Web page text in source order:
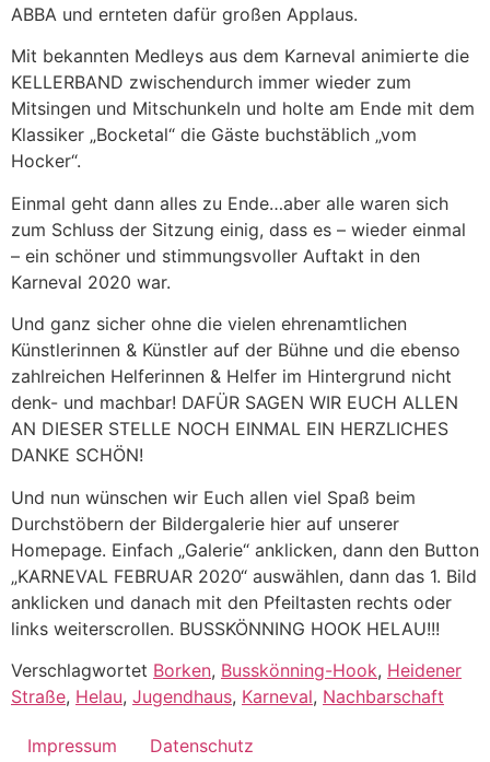
ABBA und ernteten dafür großen Applaus.
Mit bekannten Medleys aus dem Karneval animierte die
KELLERBAND zwischendurch immer wieder zum
Mitsingen und Mitschunkeln und holte am Ende mit dem
Klassiker „Bocketal“ die Gäste buchstäblich „vom
Hocker“.
Einmal geht dann alles zu Ende…aber alle waren sich
zum Schluss der Sitzung einig, dass es – wieder einmal
– ein schöner und stimmungsvoller Auftakt in den
Karneval 2020 war.
Und ganz sicher ohne die vielen ehrenamtlichen
Künstlerinnen & Künstler auf der Bühne und die ebenso
zahlreichen Helferinnen & Helfer im Hintergrund nicht
denk- und machbar! DAFÜR SAGEN WIR EUCH ALLEN
AN DIESER STELLE NOCH EINMAL EIN HERZLICHES
DANKE SCHÖN!
Und nun wünschen wir Euch allen viel Spaß beim
Durchstöbern der Bildergalerie hier auf unserer
Homepage. Einfach „Galerie“ anklicken, dann den Button
„KARNEVAL FEBRUAR 2020“ auswählen, dann das 1. Bild
anklicken und danach mit den Pfeiltasten rechts oder
links weiterscrollen. BUSSKÖNNING HOOK HELAU!!!
Verschlagwortet Borken, Busskönning-Hook, Heidener
Straße, Helau, Jugendhaus, Karneval, Nachbarschaft
Impressum Datenschutz